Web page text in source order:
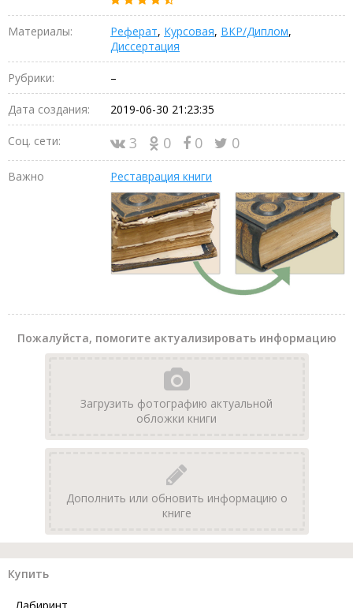
Материалы: Реферат, Курсовая, ВКР/Диплом,
Диссертация
Рубрики: –
Дата создания: 2019-06-30 21:23:35
Соц. сети: 3 0 0 0
Важно Реставрация книги
Пожалуйста, помогите актуализировать информацию
Загрузить фотографию актуальной
обложки книги
Дополнить или обновить информацию о
книге
Купить